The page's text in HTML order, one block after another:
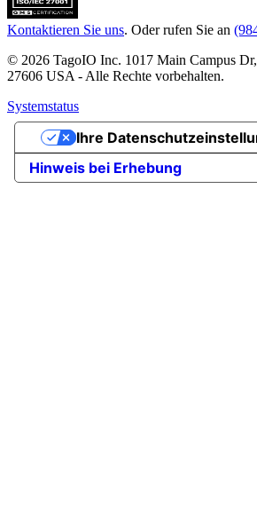
Kontaktieren Sie uns. Oder rufen Sie an
© 2026 TagoIO Inc. 1017 Main Campus
27606 USA - Alle Rechte vorbehalten.
Systemstatus
Hinweis bei Erhebung
Ihre